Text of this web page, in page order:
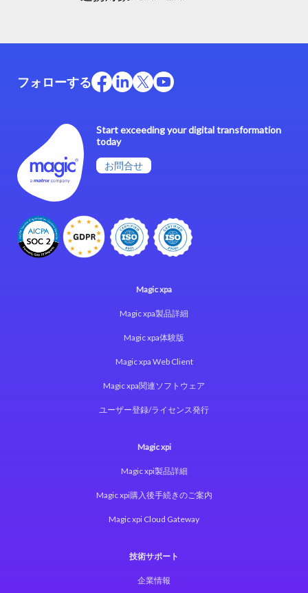
Start exceeding your digital transformation
today
お問合せ
フォローする
Magic xpa
Magic xpa製品詳細
Magic xpa体験版
Magic xpa Web Client
Magic xpa関連ソフトウェア
ユーザー登録/ライセンス発行
Magic xpi
Magic xpi製品詳細
Magic xpi購入後手続きのご案内
Magic xpi Cloud Gateway
技術サポート
企業情報